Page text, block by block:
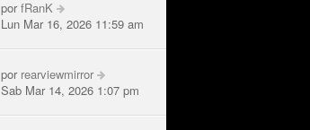
porfRanK
Lun Mar 16, 2026 11:59 am
por rearviewmirror
Sab Mar 14, 2026 1:07 pm